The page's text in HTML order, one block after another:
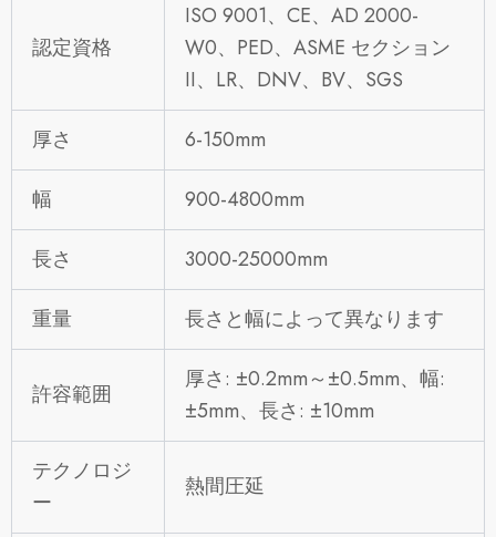
認定資格
ISO 9001、CE、AD 2000-
W0、PED、ASME セクション
II、LR、DNV、BV、SGS
厚さ 6-150mm
幅 900-4800mm
長さ 3000-25000mm
重量 長さと幅によって異なります
許容範囲
厚さ: ±0.2mm～±0.5mm、幅:
±5mm、長さ: ±10mm
テクノロジ
ー
熱間圧延